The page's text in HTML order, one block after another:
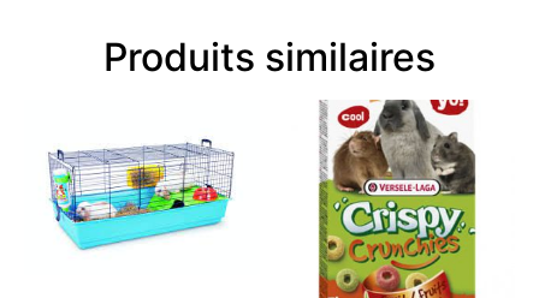
Produits similaires